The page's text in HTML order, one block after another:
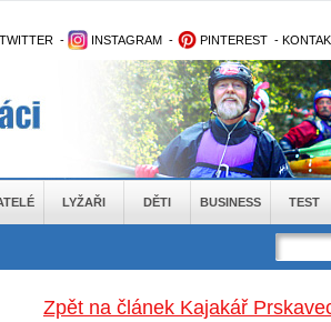
TWITTER - INSTAGRAM - PINTEREST -
LYŽAŘI DĚTI BUSINESS TEST
Zpět na článek Kajakář